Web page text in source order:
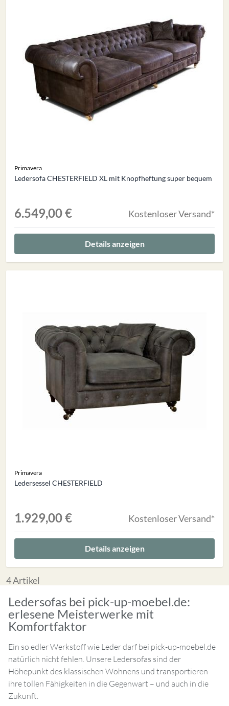
Primavera
Ledersofa CHESTERFIELD XL mit Knopfheftung super bequem
6.549,00 € Kostenloser Versand*
Details anzeigen
Primavera
Ledersessel CHESTERFIELD
1.929,00 € Kostenloser Versand*
Details anzeigen
4Artikel
Ledersofas bei pick-up-moebel.de:
erlesene Meisterwerke mit
Komfortfaktor
Ein so edler Werkstoff wie Leder darf bei pick-up-moebel.de
natürlich nicht fehlen. Unsere Ledersofas sind der
Höhepunkt des klassischen Wohnens und transportieren
ihre tollen Fähigkeiten in die Gegenwart – und auch in die
Zukunft.